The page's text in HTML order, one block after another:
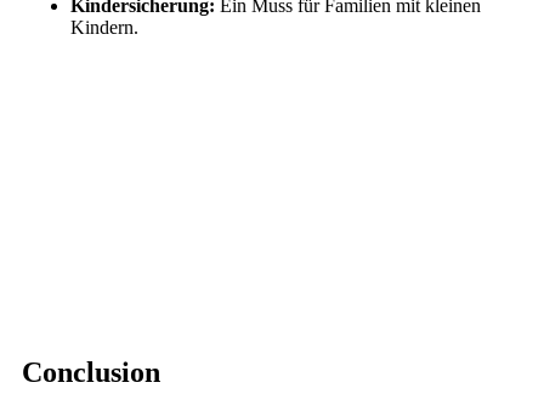
Kindersicherung: Ein Muss für Familien mit kleinen
Kindern.
Conclusion